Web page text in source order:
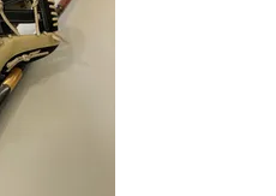
ました🏆 今